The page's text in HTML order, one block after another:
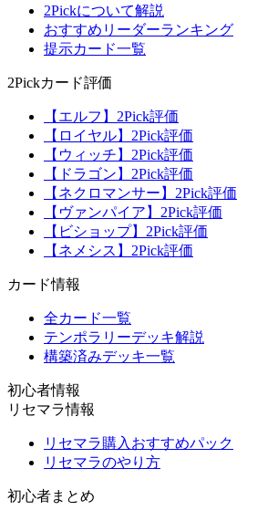
2Pickについて解説
おすすめリーダーランキング
提示カード一覧
2Pickカード評価
【エルフ】2Pick評価
【ロイヤル】2Pick評価
【ウィッチ】2Pick評価
【ドラゴン】2Pick評価
【ネクロマンサー】2Pick評価
【ヴァンパイア】2Pick評価
【ビショップ】2Pick評価
【ネメシス】2Pick評価
カード情報
全カード一覧
テンポラリーデッキ解説
構築済みデッキ一覧
初心者情報
リセマラ情報
リセマラ購入おすすめパック
リセマラのやり方
初心者まとめ